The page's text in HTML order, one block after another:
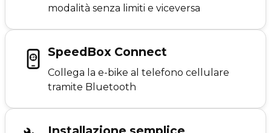
modalità senza limiti e viceversa
SpeedBox Connect
Collega la e-bike al telefono cellulare
tramite Bluetooth